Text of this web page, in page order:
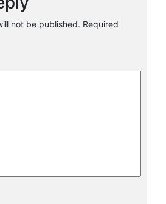
not be published. Required